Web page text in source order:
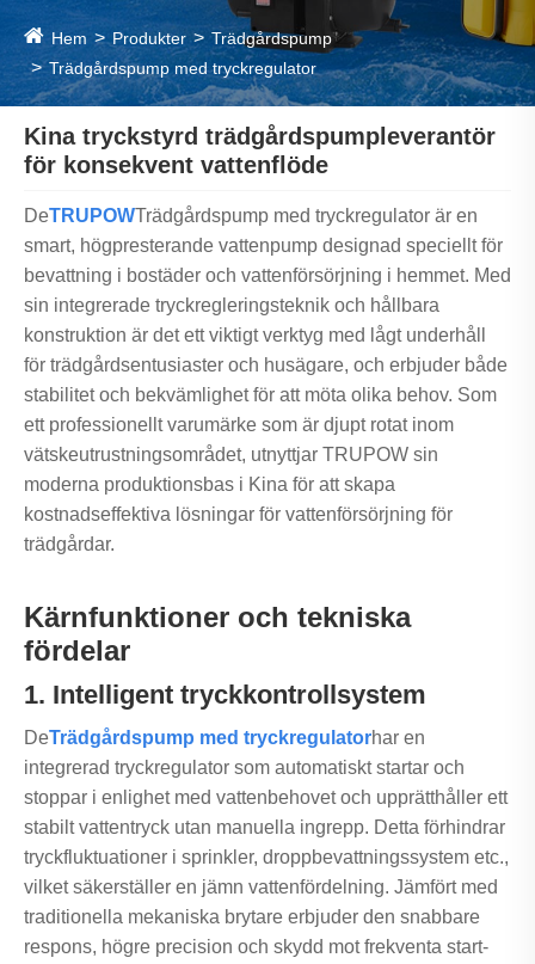
Hem Produkter
Trädgårdspump
Trädgårdspump med tryckregulator
Kina tryckstyrd trädgårdspumpleverantör
för konsekvent vattenflöde
DeTRUPOWTrädgårdspump med tryckregulator är en
smart, högpresterande vattenpump designad speciellt för
bevattning i bostäder och vattenförsörjning i hemmet. Med
sin integrerade tryckregleringsteknik och hållbara
konstruktion är det ett viktigt verktyg med lågt underhåll
för trädgårdsentusiaster och husägare, och erbjuder både
stabilitet och bekvämlighet för att möta olika behov. Som
ett professionellt varumärke som är djupt rotat inom
vätskeutrustningsområdet, utnyttjar TRUPOW sin
moderna produktionsbas i Kina för att skapa
kostnadseffektiva lösningar för vattenförsörjning för
trädgårdar.
Kärnfunktioner och tekniska
fördelar
1. Intelligent tryckkontrollsystem
DeTrädgårdspump med tryckregulatorhar en
integrerad tryckregulator som automatiskt startar och
stoppar i enlighet med vattenbehovet och upprätthåller ett
stabilt vattentryck utan manuella ingrepp. Detta förhindrar
tryckfluktuationer i sprinkler, droppbevattningssystem etc.,
vilket säkerställer en jämn vattenfördelning. Jämfört med
traditionella mekaniska brytare erbjuder den snabbare
respons, högre precision och skydd mot frekventa start-